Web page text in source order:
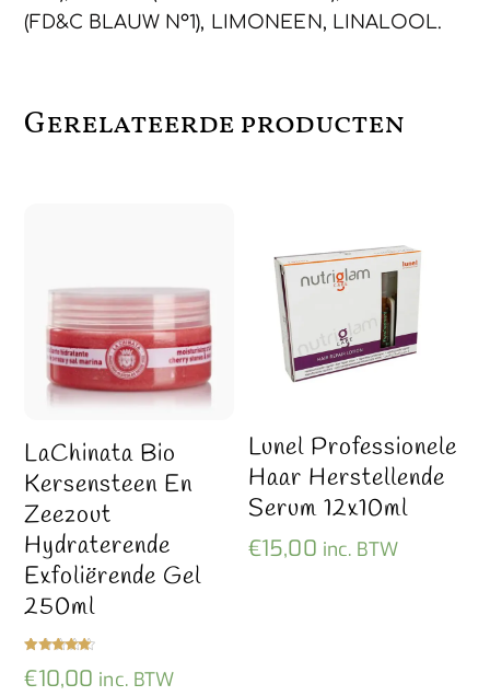
(FD&C BLAUW Nº1), LIMONEEN, LINALOOL.
Gerelateerde producten
LaChinata Bio
Kersensteen En
Zeezout
Hydraterende
Exfoliërende Gel
250ml
d
5.00
€10,00 inc. BTW
Lunel Professionele
Haar Herstellende
Serum 12x10ml
€15,00 inc. BTW